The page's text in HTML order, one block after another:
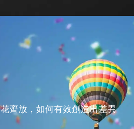
齊放，如何有效創造出差異